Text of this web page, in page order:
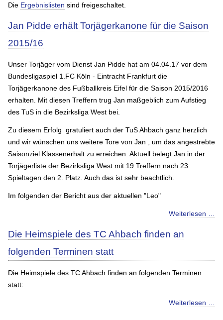
Die Ergebnislisten sind freigeschaltet.
Jan Pidde erhält Torjägerkanone für die Saison
2015/16
Unser Torjäger vom Dienst Jan Pidde hat am 04.04.17 vor dem
Bundesligaspiel 1.FC Köln - Eintracht Frankfurt die
Torjägerkanone des Fußballkreis Eifel für die Saison 2015/2016
erhalten. Mit diesen Treffern trug Jan maßgeblich zum Aufstieg
des TuS in die Bezirksliga West bei.
Zu diesem Erfolg gratuliert auch der TuS Ahbach ganz herzlich
und wir wünschen uns weitere Tore von Jan , um das angestrebte
Saisonziel Klassenerhalt zu erreichen. Aktuell belegt Jan in der
Torjägerliste der Bezirksliga West mit 19 Treffern nach 23
Spieltagen den 2. Platz. Auch das ist sehr beachtlich.
Im folgenden der Bericht aus der aktuellen "Leo"
Weiterlesen …
Die Heimspiele des TC Ahbach finden an
folgenden Terminen statt
Die Heimspiele des TC Ahbach finden an folgenden Terminen
statt:
Weiterlesen …